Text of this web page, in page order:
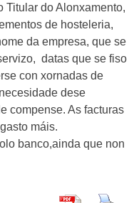
Titular do Alonxamento,
de hosteleria,
da empresa, que se
datas que se fiso
con xornadas de
dese
compense. As facturas
máis.
banco,ainda que non